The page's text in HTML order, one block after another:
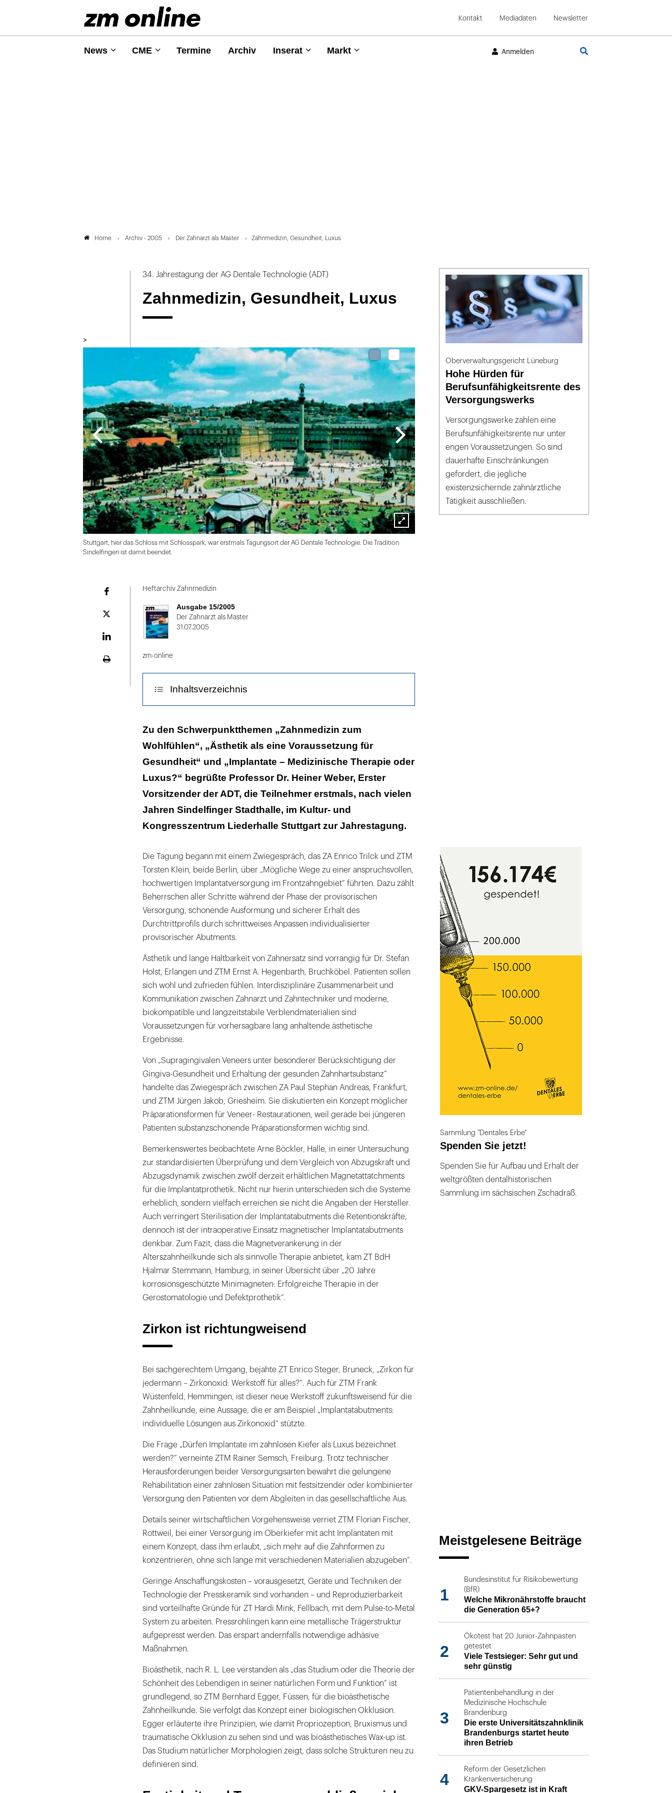
Kontakt Mediadaten Newsletter
News CME Termine Archiv Inserat Markt Anmelden
Home Archiv - 2005 Der Zahnarzt als Master Zahnmedizin, Gesundheit, Luxus
34. Jahrestagung der AG Dentale Technologie (ADT)
Zahnmedizin, Gesundheit, Luxus
>
Lightbox
öffnen
Stuttgart, hier das Schloss mit Schlosspark, war erstmals Tagungsort der AG Dentale Technologie. Die Tradition
Sindelfingen ist damit beendet.
Plattform
Heftarchiv Zahnmedizin
Ausgabe 15/2005
Der Zahnarzt als Master
31.07.2005
zm-online
Inhaltsverzeichnis
Zirkon ist richtungweisend
Festigkeit und Transparenz schließen sich aus
Implantation bedeutet auch Prävention
Ehrungen
Zu den Schwerpunktthemen „Zahnmedizin zum
Wohlfühlen“, „Ästhetik als eine Voraussetzung für
Gesundheit“ und „Implantate – Medizinische Therapie oder
Luxus?“ begrüßte Professor Dr. Heiner Weber, Erster
Vorsitzender der ADT, die Teilnehmer erstmals, nach vielen
Jahren Sindelfinger Stadthalle, im Kultur- und
Kongresszentrum Liederhalle Stuttgart zur Jahrestagung.
Die Tagung begann mit einem Zwiegespräch, das ZA Enrico Trilck und ZTM
Torsten Klein, beide Berlin, über „Mögliche Wege zu einer anspruchsvollen,
hochwertigen Implantatversorgung im Frontzahngebiet“ führten. Dazu zählt
Beherrschen aller Schritte während der Phase der provisorischen
Versorgung, schonende Ausformung und sicherer Erhalt des
Durchtrittprofils durch schrittweises Anpassen individualisierter
provisorischer Abutments.
Ästhetik und lange Haltbarkeit von Zahnersatz sind vorrangig für Dr. Stefan
Holst, Erlangen und ZTM Ernst A. Hegenbarth, Bruchköbel. Patienten sollen
sich wohl und zufrieden fühlen. Interdisziplinäre Zusammenarbeit und
Kommunikation zwischen Zahnarzt und Zahntechniker und moderne,
biokompatible und langzeitstabile Verblendmaterialien sind
Voraussetzungen für vorhersagbare lang anhaltende ästhetische
Ergebnisse.
Von „Supragingivalen Veneers unter besonderer Berücksichtigung der
Gingiva-Gesundheit und Erhaltung der gesunden Zahnhartsubstanz“
handelte das Zwiegespräch zwischen ZA Paul Stephan Andreas, Frankfurt,
und ZTM Jürgen Jakob, Griesheim. Sie diskutierten ein Konzept möglicher
Präparationsformen für Veneer- Restaurationen, weil gerade bei jüngeren
Patienten substanzschonende Präparationsformen wichtig sind.
Bemerkenswertes beobachtete Arne Böckler, Halle, in einer Untersuchung
zur standardisierten Überprüfung und dem Vergleich von Abzugskraft und
Abzugsdynamik zwischen zwölf derzeit erhältlichen Magnetattatchments
für die Implantatprothetik. Nicht nur hierin unterschieden sich die Systeme
erheblich, sondern vielfach erreichen sie nicht die Angaben der Hersteller.
Auch verringert Sterilisation der Implantatabutments die Retentionskräfte,
dennoch ist der intraoperative Einsatz magnetischer Implantatabutments
denkbar. Zum Fazit, dass die Magnetverankerung in der
Alterszahnheilkunde sich als sinnvolle Therapie anbietet, kam ZT BdH
Hjalmar Stemmann, Hamburg, in seiner Übersicht über „20 Jahre
korrosionsgeschützte Minimagneten: Erfolgreiche Therapie in der
Gerostomatologie und Defektprothetik“.
Zirkon ist richtungweisend
Bei sachgerechtem Umgang, bejahte ZT Enrico Steger, Bruneck, „Zirkon für
jedermann – Zirkonoxid: Werkstoff für alles?“. Auch für ZTM Frank
Wüstenfeld, Hemmingen, ist dieser neue Werkstoff zukunftsweisend für die
Zahnheilkunde, eine Aussage, die er am Beispiel „Implantatabutments:
individuelle Lösungen aus Zirkonoxid“ stützte.
Die Frage „Dürfen Implantate im zahnlosen Kiefer als Luxus bezeichnet
werden?“ verneinte ZTM Rainer Semsch, Freiburg. Trotz technischer
Herausforderungen beider Versorgungsarten bewahrt die gelungene
Rehabilitation einer zahnlosen Situation mit festsitzender oder kombinierter
Versorgung den Patienten vor dem Abgleiten in das gesellschaftliche Aus.
Details seiner wirtschaftlichen Vorgehensweise verriet ZTM Florian Fischer,
Rottweil, bei einer Versorgung im Oberkiefer mit acht Implantaten mit
einem Konzept, dass ihm erlaubt, „sich mehr auf die Zahnformen zu
konzentrieren, ohne sich lange mit verschiedenen Materialien abzugeben“.
Geringe Anschaffungskosten – vorausgesetzt, Geräte und Techniken der
Technologie der Presskeramik sind vorhanden – und Reproduzierbarkeit
sind vorteilhafte Gründe für ZT Hardi Mink, Fellbach, mit dem Pulse-to-Metal
System zu arbeiten. Pressrohlingen kann eine metallische Trägerstruktur
aufgepresst werden. Das erspart andernfalls notwendige adhäsive
Maßnahmen.
Bioästhetik, nach R. L. Lee verstanden als „das Studium oder die Theorie der
Schönheit des Lebendigen in seiner natürlichen Form und Funktion“ ist
grundlegend, so ZTM Bernhard Egger, Füssen, für die bioästhetische
Zahnheilkunde. Sie verfolgt das Konzept einer biologischen Okklusion.
Egger erläuterte ihre Prinzipien, wie damit Propriozeption, Bruxismus und
traumatische Okklusion zu sehen sind und was bioästhetisches Wax-up ist.
Das Studium natürlicher Morphologien zeigt, dass solche Strukturen neu zu
definieren sind.
Oberverwaltungsgericht Lüneburg
Hohe Hürden für
Berufsunfähigkeitsrente des
Versorgungswerks
Versorgungswerke zahlen eine
Berufsunfähigkeitsrente nur unter
engen Voraussetzungen. So sind
dauerhafte Einschränkungen
gefordert, die jegliche
existenzsichernde zahnärztliche
Tätigkeit ausschließen.
Sammlung "Dentales Erbe"
Spenden Sie jetzt!
Spenden Sie für Aufbau und Erhalt der
weltgrößten dentalhistorischen
Sammlung im sächsischen Zschadraß.
Meistgelesene Beiträge
1
Bundesinstitut für Risikobewertung
(BfR)
Welche Mikronährstoffe braucht
die Generation 65+?
2
Ökotest hat 20 Junior-Zahnpasten
getestet
Viele Testsieger: Sehr gut und
sehr günstig
3
Patientenbehandlung in der
Medizinische Hochschule
Brandenburg
Die erste Universitätszahnklinik
Brandenburgs startet heute
ihren Betrieb
4
Reform der Gesetzlichen
Krankenversicherung
GKV-Spargesetz ist in Kraft